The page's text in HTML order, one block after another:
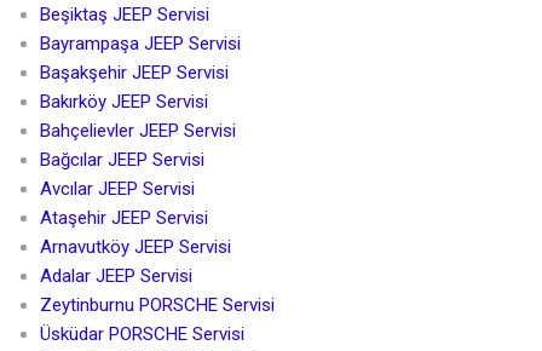
Beşiktaş JEEP Servisi
Bayrampaşa JEEP Servisi
Başakşehir JEEP Servisi
Bakırköy JEEP Servisi
Bahçelievler JEEP Servisi
Bağcılar JEEP Servisi
Avcılar JEEP Servisi
Ataşehir JEEP Servisi
Arnavutköy JEEP Servisi
Adalar JEEP Servisi
Zeytinburnu PORSCHE Servisi
Üsküdar PORSCHE Servisi